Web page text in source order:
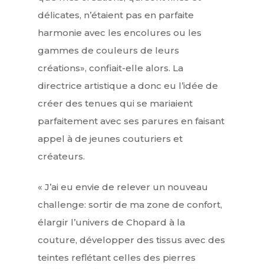
délicates, n’étaient pas en parfaite
harmonie avec les encolures ou les
gammes de couleurs de leurs
créations», confiait-elle alors. La
directrice artistique a donc eu l’idée de
créer des tenues qui se mariaient
parfaitement avec ses parures en faisant
appel à de jeunes couturiers et
créateurs.
« J’ai eu envie de relever un nouveau
challenge: sortir de ma zone de confort,
élargir l’univers de Chopard à la
couture, développer des tissus avec des
teintes reflétant celles des pierres